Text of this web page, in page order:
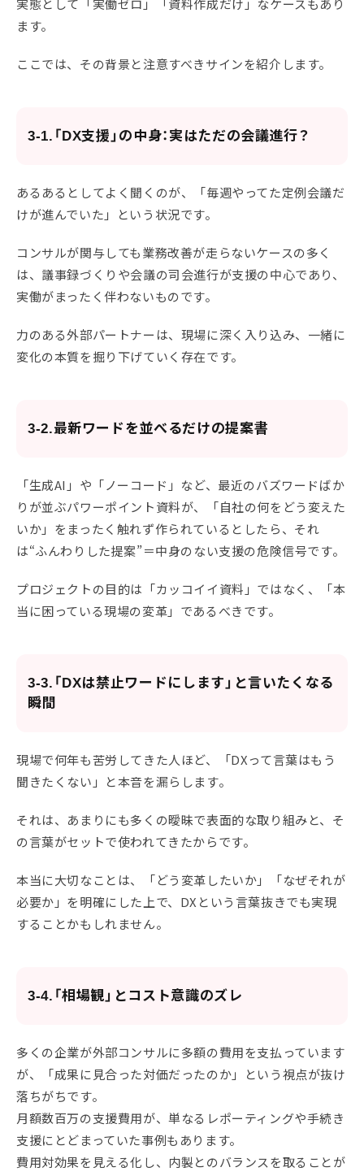
実態として「実働ゼロ」「資料作成だけ」なケースもあり
ます。
ここでは、その背景と注意すべきサインを紹介します。
3-1.「DX支援」の中身：実はただの会議進行？
あるあるとしてよく聞くのが、「毎週やってた定例会議だ
けが進んでいた」という状況です。
コンサルが関与しても業務改善が走らないケースの多く
は、議事録づくりや会議の司会進行が支援の中心であり、
実働がまったく伴わないものです。
力のある外部パートナーは、現場に深く入り込み、一緒に
変化の本質を掘り下げていく存在です。
3-2.最新ワードを並べるだけの提案書
「生成AI」や「ノーコード」など、最近のバズワードばか
りが並ぶパワーポイント資料が、「自社の何をどう変えた
いか」をまったく触れず作られているとしたら、それ
は“ふんわりした提案”＝中身のない支援の危険信号です。
プロジェクトの目的は「カッコイイ資料」ではなく、「本
当に困っている現場の変革」であるべきです。
3-3.「DXは禁止ワードにします」と言いたくなる
瞬間
現場で何年も苦労してきた人ほど、「DXって言葉はもう
聞きたくない」と本音を漏らします。
それは、あまりにも多くの曖昧で表面的な取り組みと、そ
の言葉がセットで使われてきたからです。
本当に大切なことは、「どう変革したいか」「なぜそれが
必要か」を明確にした上で、DXという言葉抜きでも実現
することかもしれません。
3-4.「相場観」とコスト意識のズレ
多くの企業が外部コンサルに多額の費用を支払っています
が、「成果に見合った対価だったのか」という視点が抜け
落ちがちです。
月額数百万の支援費用が、単なるレポーティングや手続き
支援にとどまっていた事例もあります。
費用対効果を見える化し、内製とのバランスを取ることが